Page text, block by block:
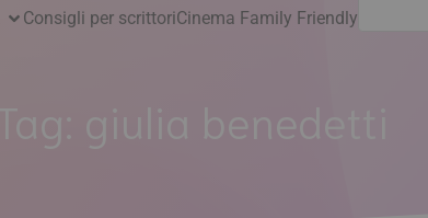
Consigli per scrittoriCinema Family Friendlyper: